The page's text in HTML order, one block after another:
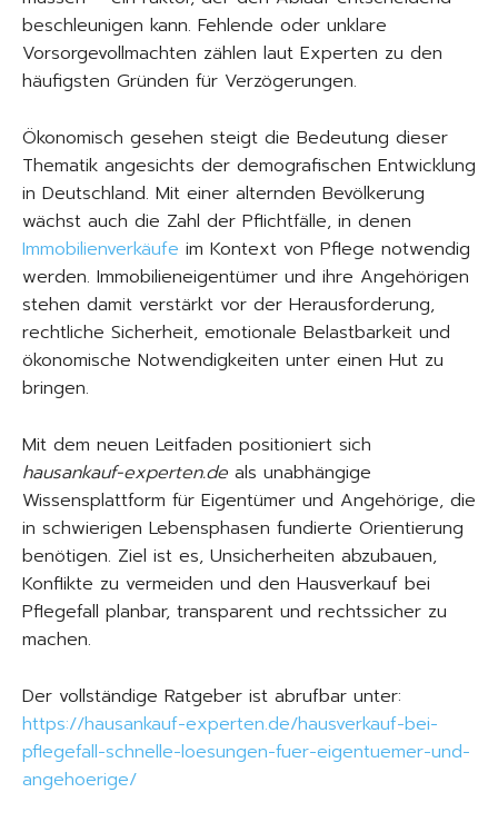
beschleunigen kann. Fehlende oder unklare
Vorsorgevollmachten zählen laut Experten zu den
häufigsten Gründen für Verzögerungen.
Ökonomisch gesehen steigt die Bedeutung dieser
Thematik angesichts der demografischen Entwicklung
in Deutschland. Mit einer alternden Bevölkerung
wächst auch die Zahl der Pflichtfälle, in denen
Immobilienverkäufe im Kontext von Pflege notwendig
werden. Immobilieneigentümer und ihre Angehörigen
stehen damit verstärkt vor der Herausforderung,
rechtliche Sicherheit, emotionale Belastbarkeit und
ökonomische Notwendigkeiten unter einen Hut zu
bringen.
Mit dem neuen Leitfaden positioniert sich
hausankauf-experten.de als unabhängige
Wissensplattform für Eigentümer und Angehörige, die
in schwierigen Lebensphasen fundierte Orientierung
benötigen. Ziel ist es, Unsicherheiten abzubauen,
Konflikte zu vermeiden und den Hausverkauf bei
Pflegefall planbar, transparent und rechtssicher zu
machen.
Der vollständige Ratgeber ist abrufbar unter:
https://hausankauf-experten.de/hausverkauf-bei-
pflegefall-schnelle-loesungen-fuer-eigentuemer-und-
angehoerige/